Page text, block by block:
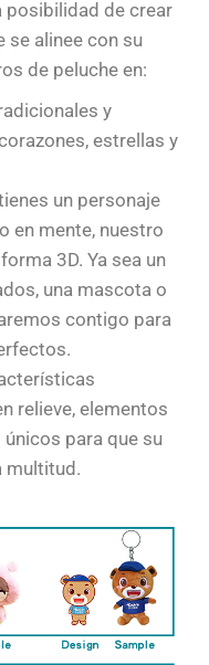
posibilidad de crear
se alinee con su
de peluche en:
y
estrellas y
un personaje
en mente, nuestro
3D. Ya sea un
una mascota o
contigo para
relieve, elementos
para que su
multitud.